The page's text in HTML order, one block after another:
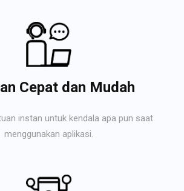
Cepat dan Mudah
instan untuk kendala apa pun saat
menggunakan aplikasi.